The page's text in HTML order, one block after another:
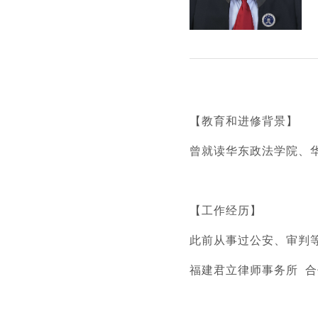
【教育和进修背景】
曾就读华东政法学院、
【工作经历】
此前从事过公安、审判
福建君立律师事务所